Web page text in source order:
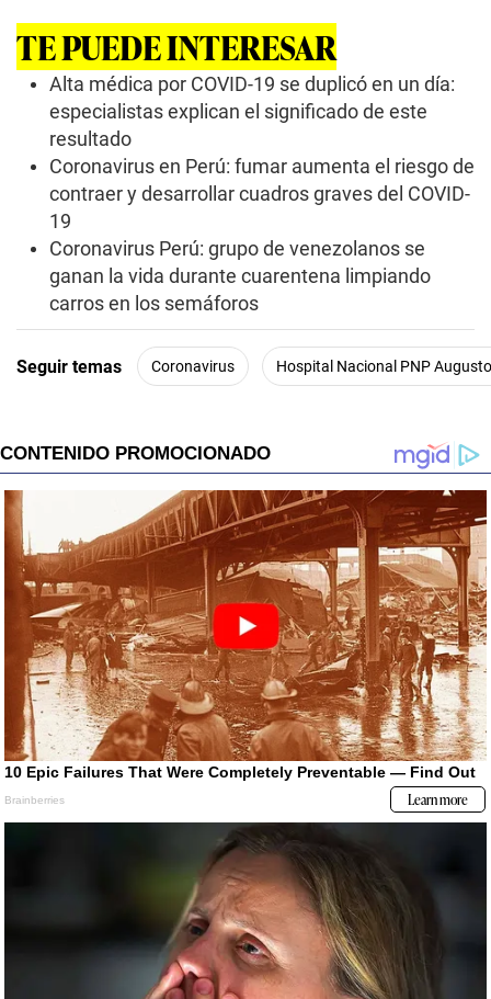
TE PUEDE INTERESAR
Alta médica por COVID-19 se duplicó en un día:
especialistas explican el significado de este
resultado
Coronavirus en Perú: fumar aumenta el riesgo de
contraer y desarrollar cuadros graves del COVID-
19
Coronavirus Perú: grupo de venezolanos se
ganan la vida durante cuarentena limpiando
carros en los semáforos
Seguir temas Coronavirus Hospital Nacional PNP